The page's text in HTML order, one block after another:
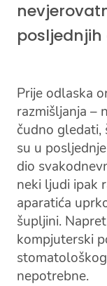
posljednjih
Prije odlaska
razmišljanja –
čudno gledati,
su u
dio
neki ljudi ipak
aparatića
šupljini.
kompjuterski
nepotrebne.